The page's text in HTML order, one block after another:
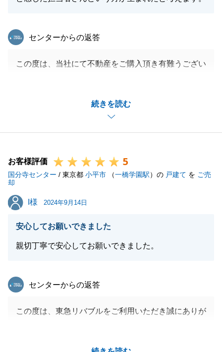
続きを読む
東急リバブル
センターからの返答
この度は、当社にて不動産をご購入頂き有難うござい
ただしかったと思いますが、T様からの「何事も楽し
みましょう」とのお言葉に私も助けられました。
改めて、この度は営業担当として取引をお任せいただ
今後も何かお困りの事がございましたらお気軽にご相
談くださいませ。
お客様評価 5
国分寺センター / 東京都 小平市 （一橋学園駅）の 戸建て を ご売
却
I様
I様 2024年9月14日
安心してお願いできました
親切丁寧で安心してお願いできました。
東急リバブル
センターからの返答
この度は、東急リバブルをご利用いただき誠にありが